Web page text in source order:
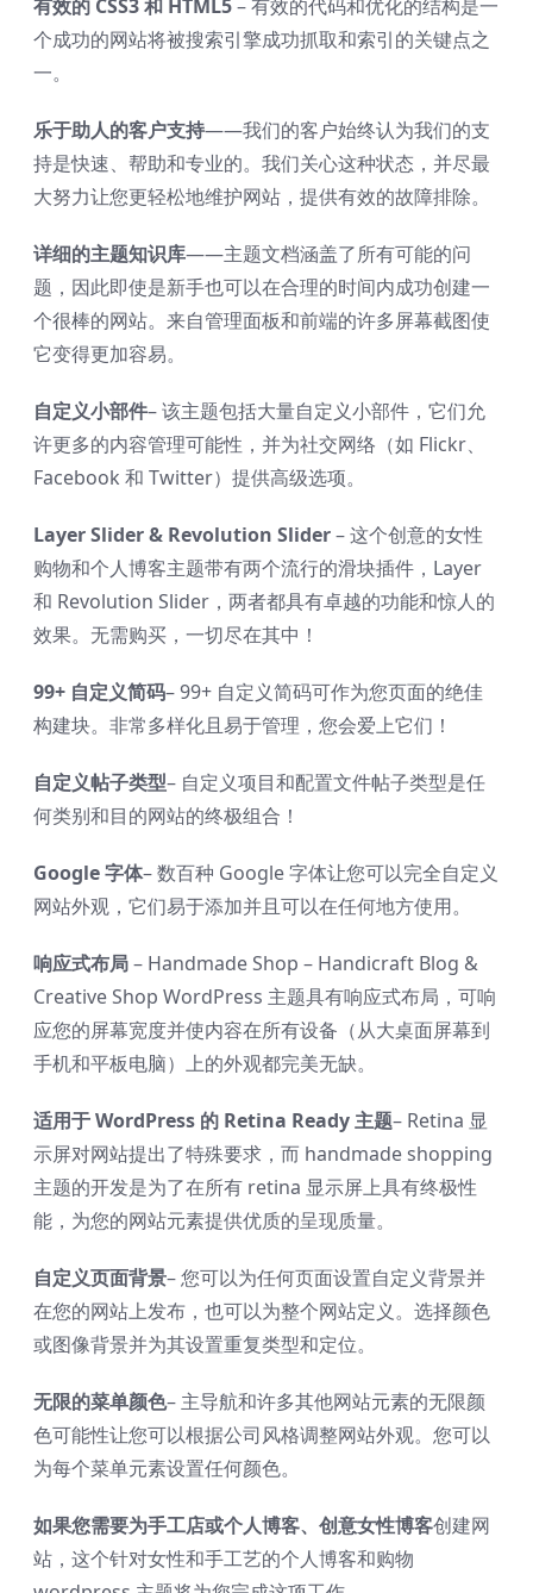
有效的 CSS3 和 HTML5– 有效的代码和优化的结构是一
个成功的网站将被搜索引擎成功抓取和索引的关键点之
一。
乐于助人的客户支持——我们的客户始终认为我们的支
持是快速、帮助和专业的。我们关心这种状态，并尽最
大努力让您更轻松地维护网站，提供有效的故障排除。
详细的主题知识库——主题文档涵盖了所有可能的问
题，因此即使是新手也可以在合理的时间内成功创建一
个很棒的网站。来自管理面板和前端的许多屏幕截图使
它变得更加容易。
自定义小部件– 该主题包括大量自定义小部件，它们允
许更多的内容管理可能性，并为社交网络（如 Flickr、
Facebook 和 Twitter）提供高级选项。
Layer Slider & Revolution Slider– 这个创意的女性
购物和个人博客主题带有两个流行的滑块插件，Layer
和 Revolution Slider，两者都具有卓越的功能和惊人的
效果。无需购买，一切尽在其中！
99+ 自定义简码– 99+ 自定义简码可作为您页面的绝佳
构建块。非常多样化且易于管理，您会爱上它们！
自定义帖子类型– 自定义项目和配置文件帖子类型是任
何类别和目的网站的终极组合！
Google 字体– 数百种 Google 字体让您可以完全自定义
网站外观，它们易于添加并且可以在任何地方使用。
响应式布局– Handmade Shop – Handicraft Blog &
Creative Shop WordPress 主题具有响应式布局，可响
应您的屏幕宽度并使内容在所有设备（从大桌面屏幕到
手机和平板电脑）上的外观都完美无缺。
适用于 WordPress 的 Retina Ready 主题– Retina 显
示屏对网站提出了特殊要求，而 handmade shopping
主题的开发是为了在所有 retina 显示屏上具有终极性
能，为您的网站元素提供优质的呈现质量。
自定义页面背景– 您可以为任何页面设置自定义背景并
在您的网站上发布，也可以为整个网站定义。选择颜色
或图像背景并为其设置重复类型和定位。
无限的菜单颜色– 主导航和许多其他网站元素的无限颜
色可能性让您可以根据公司风格调整网站外观。您可以
为每个菜单元素设置任何颜色。
如果您需要为手工店或个人博客、创意女性博客创建网
站，这个针对女性和手工艺的个人博客和购物